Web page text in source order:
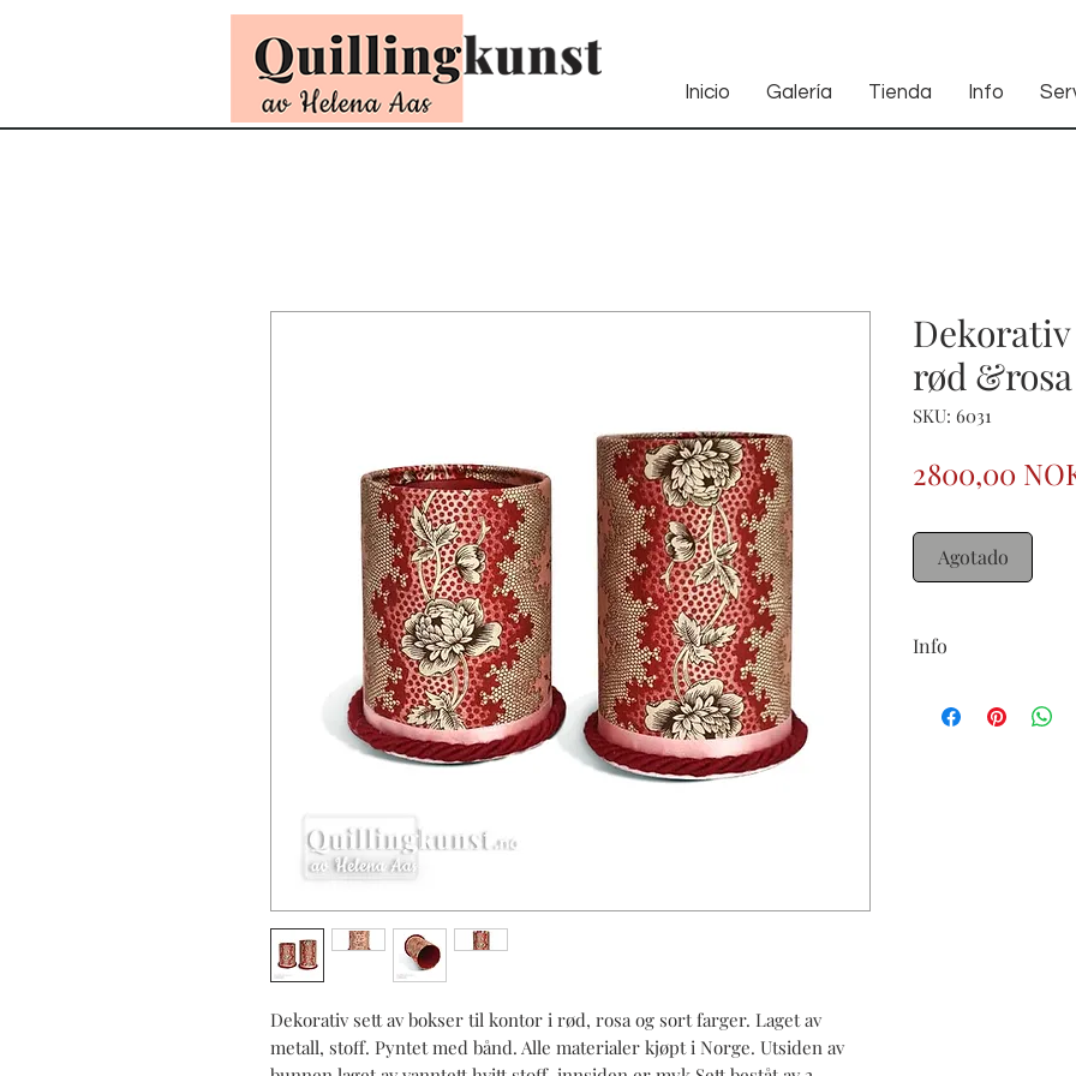
Inicio Galería Tienda Info
Dekorativ sett av bokser til kontor i rød, rosa og sort farger. Laget av
metall, stoff. Pyntet med bånd. Alle materialer kjøpt i Norge. Utsiden av
Dekorativ
rød &rosa
SKU: 6031
2800,00
Agotado
Info
denne boks, fordi